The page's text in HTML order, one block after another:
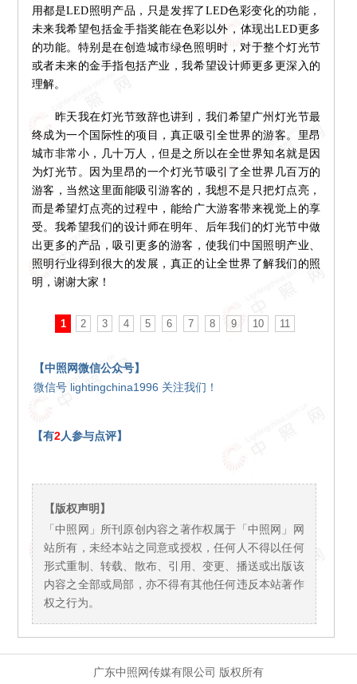
用都是LED照明产品，只是发挥了LED色彩变化的功能，
未来我希望包括金手指奖能在色彩以外，体现出LED更多
的功能。特别是在创造城市绿色照明时，对于整个灯光节
或者未来的金手指包括产业，我希望设计师更多更深入的
理解。
昨天我在灯光节致辞也讲到，我们希望广州灯光节最
终成为一个国际性的项目，真正吸引全世界的游客。里昂
城市非常小，几十万人，但是之所以在全世界知名就是因
为灯光节。因为里昂的一个灯光节吸引了全世界几百万的
游客，当然这里面能吸引游客的，我想不是只把灯点亮，
而是希望灯点亮的过程中，能给广大游客带来视觉上的享
受。我希望我们的设计师在明年、后年我们的灯光节中做
出更多的产品，吸引更多的游客，使我们中国照明产业、
照明行业得到很大的发展，真正的让全世界了解我们的照
明，谢谢大家！
1 2 3 4 5 6 7 8 9 10 11
【中照网微信公众号】
微信号 lightingchina1996 关注我们！
【有2人参与点评】
【版权声明】
「中照网」所刊原创内容之著作权属于「中照网」网
站所有，未经本站之同意或授权，任何人不得以任何
形式重制、转载、散布、引用、变更、播送或出版该
内容之全部或局部，亦不得有其他任何违反本站著作
权之行为。
广东中照网传媒有限公司 版权所有